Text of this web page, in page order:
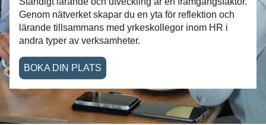
Genom nätverket skapar du en yta för reflektion och
lärande tillsammans med yrkeskollegor inom HR i
andra typer av verksamheter.
BOKA DIN PLATS